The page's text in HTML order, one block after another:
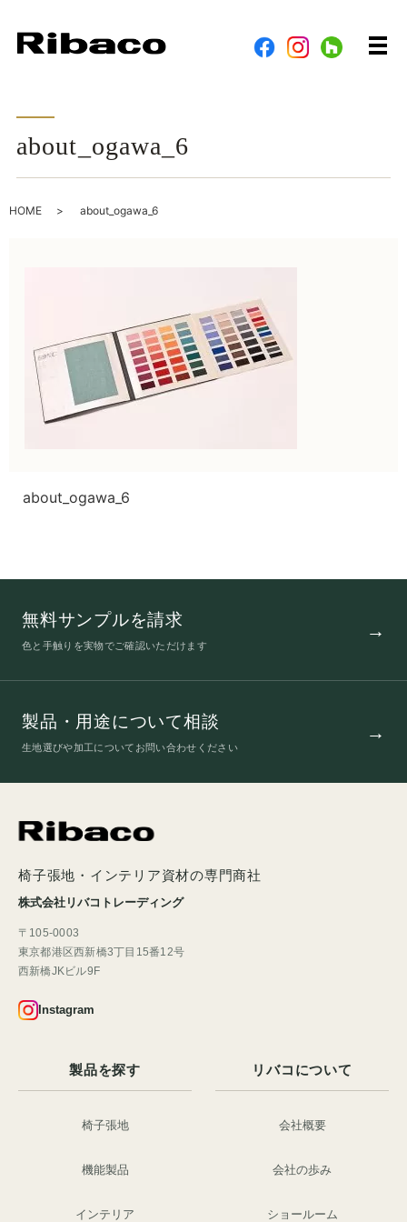
メ
about_ogawa_6
HOME about_ogawa_6
about_ogawa_6
無料サンプルを請求
色と手触りを実物でご確認いただけます
製品・用途について相談
生地選びや加工についてお問い合わせください
椅子張地・インテリア資材の専門商社
株式会社リバコトレーディング
〒105-0003
東京都港区西新橋3丁目15番12号
西新橋JKビル9F
Instagram
製品を探す
椅子張地
機能製品
インテリア
リバコについて
会社概要
会社の歩み
ショールーム